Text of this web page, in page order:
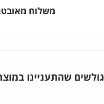
משלוח
גולשים שהתעניינו